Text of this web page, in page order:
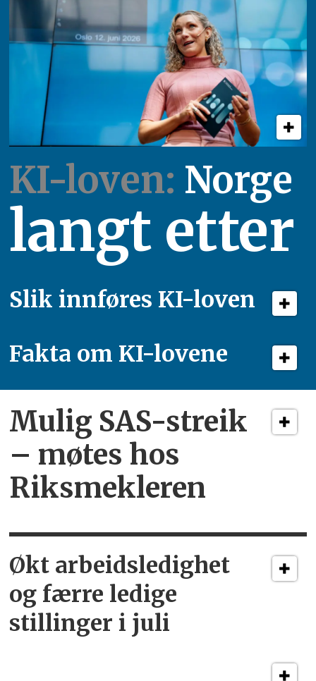
KI-loven: Norge
langt etter
Slik innføres KI-loven
Fakta om KI-lovene
Mulig SAS-streik
– møtes hos
Riksmekleren
Økt arbeidsledighet
og færre ledige
stillinger i juli